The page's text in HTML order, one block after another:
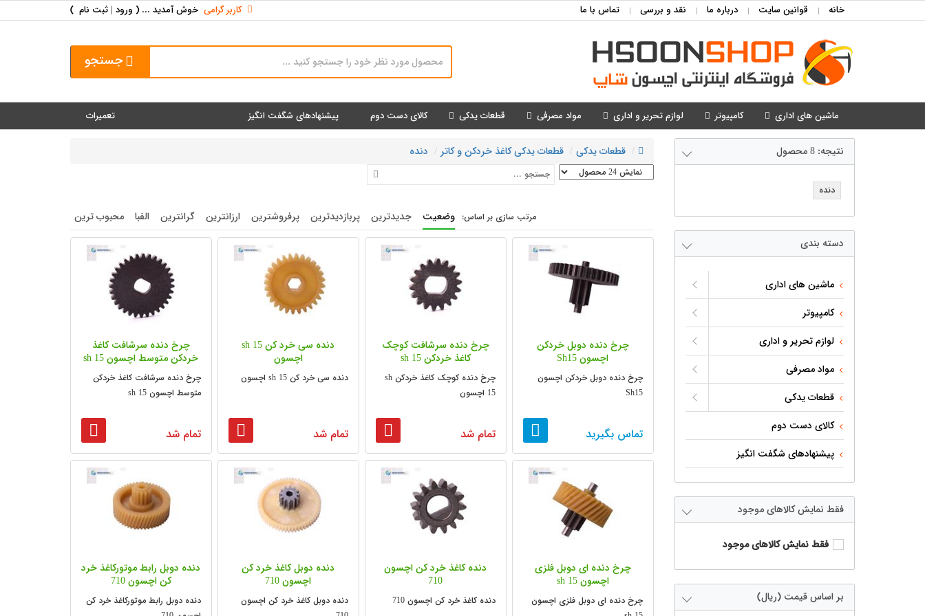
خانه قوانین سایت درباره ما نقد و بررسی تماس با ما کاربر گرامی خوش آمدید ... ( ورود | ثبت نام )
جستجو
ماشین های اداری کامپیوتر لوازم تحریر و اداری مواد مصرفی قطعات یدکی کالای دست دوم پیشنهادهای شگفت انگیز تعمیرات
قطعات یدکی قطعات یدکی کاغذ خردکن و کاتر دنده
وضعیت جدیدترین پربازدیدترین پرفروشترین ارزانترین گرانترین الفبا محبوب ترین
چرخ دنده دوبل خردکن
اچسون Sh15
چرخ دنده دوبل خردکن اچسون
Sh15
تماس بگیرید
چرخ دنده سرشافت کوچک
کاغذ خردکن sh 15
چرخ دنده کوچک کاغذ خردکن sh
15 اچسون
تمام شد
دنده سی خرد کن sh 15
اچسون
دنده سی خرد کن sh 15 اچسون
تمام شد
چرخ دنده سرشافت کاغذ
خردکن متوسط اچسون sh 15
چرخ دنده سرشافت کاغذ خردکن
متوسط اچسون sh 15
تمام شد
چرخ دنده ای دوبل فلزی
اچسون sh 15
چرخ دنده ای دوبل فلزی اچسون
دنده کاغذ خرد کن اچسون
710
دنده کاغذ خرد کن اچسون 710
دنده دوبل کاغذ خرد کن
اچسون 710
دنده دوبل کاغذ خرد کن اچسون
دنده دوبل رابط موتورکاغذ خرد
کن اچسون 710
دنده دوبل رابط موتورکاغذ خرد کن
نتیجه: 8محصول
دنده
دسته بندی
ماشین های اداری
کامپیوتر
لوازم تحریر و اداری
مواد مصرفی
قطعات یدکی
کالای دست دوم
پیشنهادهای شگفت انگیز
فقط نمایش کالاهای موجود
فقط نمایش کالاهای موجود
بر اساس قیمت (ریال)